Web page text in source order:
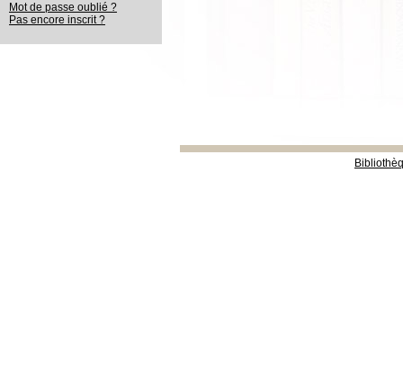
Mot de passe oublié ?
Pas encore inscrit ?